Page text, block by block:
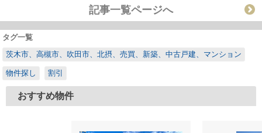
記事一覧ページへ
タグ一覧
茨木市、高槻市、吹田市、北摂、売買、新築、中古戸建、マンション
物件探し 割引
おすすめ物件